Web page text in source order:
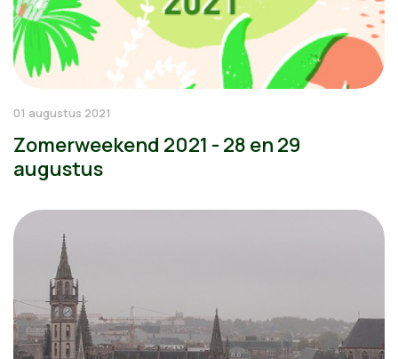
01 augustus 2021
Zomerweekend 2021 - 28 en 29
augustus